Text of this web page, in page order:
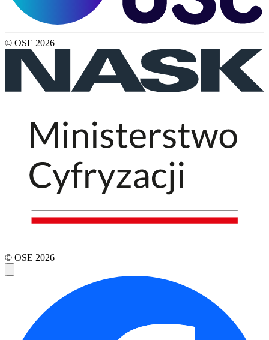
© OSE 2026
© OSE 2026